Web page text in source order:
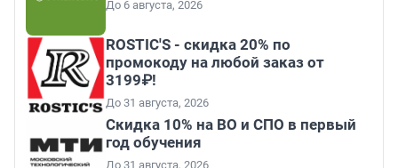
До 6 августа, 2026
ROSTIC'S - скидка 20% по
промокоду на любой заказ от
3199₽!
До 31 августа, 2026
Скидка 10% на ВО и СПО в первый
год обучения
До 31 августа, 2026